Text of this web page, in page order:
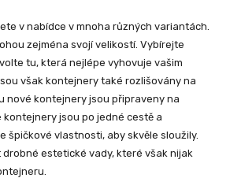
v nabídce v mnoha různých variantách.
zejména svojí velikostí. Vybírejte
tu, která nejlépe vyhovuje vašim
však kontejnery také rozlišovány na
nové kontejnery jsou připraveny na
jsou po jedné cestě a
špičkové vlastnosti, aby skvěle sloužily.
estetické vady, které však nijak